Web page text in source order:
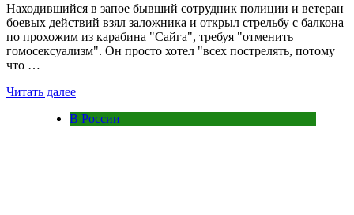
Находившийся в запое бывший сотрудник полиции и ветеран
боевых действий взял заложника и открыл стрельбу с балкона
по прохожим из карабина "Сайга", требуя "отменить
гомосексуализм". Он просто хотел "всех пострелять, потому
что …
Читать далее
В России